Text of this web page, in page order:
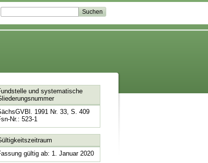
und systematische
1991 Nr. 33, S. 409
Nr.: 523-1
gültig ab: 1. Januar 2020